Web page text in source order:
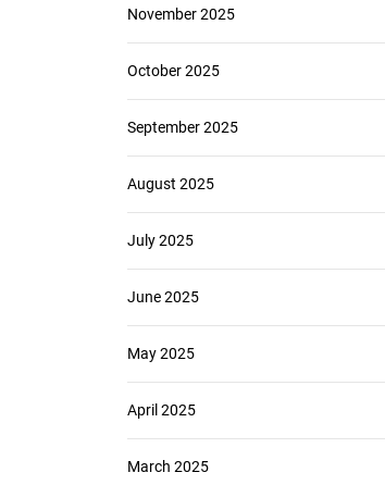
November 2025
October 2025
September 2025
August 2025
July 2025
June 2025
May 2025
April 2025
March 2025